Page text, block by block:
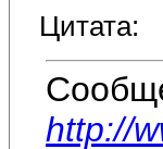
Цитата:
http://